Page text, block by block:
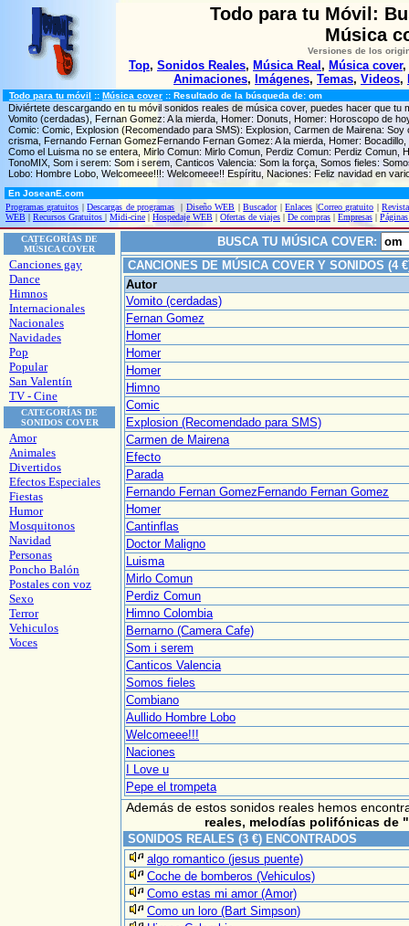
Todo para tu Móvil:
Música
Versiones de los
Top, Sonidos Reales, Música Real , Música cover,
Animaciones, Imágenes, Temas, Videos,
Todo para tu móvil :: Música cover :: Resultado de la búsqueda de: om
Diviértete descargando en tu móvil sonidos reales de música cover, puedes hacer que
Vomito (cerdadas), Fernan Gomez: A la mierda, Homer: Donuts, Homer: Horoscopo de
Comic: Comic, Explosion (Recomendado para SMS): Explosion, Carmen de Mairena:
crisma, Fernando Fernan GomezFernando Fernan Gomez: A la mierda, Homer:
Como el Luisma no se entera, Mirlo Comun: Mirlo Comun, Perdiz Comun: Perdiz Comun,
TonoMIX, Som i serem: Som i serem, Canticos Valencia: Som la força, Somos fieles:
Lobo: Hombre Lobo, Welcomeee!!!: Welcomeee!! Espíritu, Naciones: Feliz navidad en
En JoseanE.com
Programas gratuitos |Descargas de programas | Diseño WEB |Buscador|Enlaces |Correo gratuito |
WEB | Recursos Gratuitos | Midi-cine | Hospedaje WEB | Ofertas de viajes | De compras | Empresas |
CATEGORÍAS DE
MÚSICA COVER
Canciones gay
Dance
Himnos
Internacionales
Nacionales
Navidades
Pop
Popular
San Valentín
TV - Cine
CATEGORÍAS DE
SONIDOS COVER
Amor
Animales
Divertidos
Efectos Especiales
Fiestas
Humor
Mosquitonos
Navidad
Personas
Poncho Balón
Postales con voz
Sexo
Terror
Vehiculos
Voces
BUSCA TU MÚSICA COVER:
CANCIONES DE MÚSICA COVER Y SONIDOS (4
Autor
Vomito (cerdadas)
Fernan Gomez
Homer
Homer
Homer
Himno
Comic
Explosion (Recomendado para SMS)
Carmen de Mairena
Efecto
Parada
Fernando Fernan GomezFernando Fernan Gomez
Homer
Cantinflas
Doctor Maligno
Luisma
Mirlo Comun
Perdiz Comun
Himno Colombia
Bernarno (Camera Cafe)
Som i serem
Canticos Valencia
Somos fieles
Combiano
Aullido Hombre Lobo
Welcomeee!!!
Naciones
I Love u
Pepe el trompeta
Además de estos sonidos reales hemos
reales, melodías polifónicas de
SONIDOS REALES (3 €) ENCONTRADOS
algo romantico (jesus puente)
Coche de bomberos (Vehiculos)
Como estas mi amor (Amor)
Como un loro (Bart Simpson)